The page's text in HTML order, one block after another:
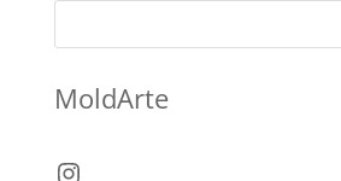
MoldArte
Instagram